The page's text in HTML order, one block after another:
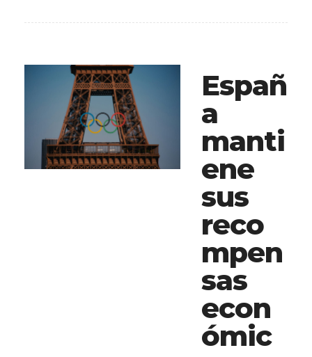
Españ
a
manti
ene
sus
reco
mpen
sas
econ
ómic